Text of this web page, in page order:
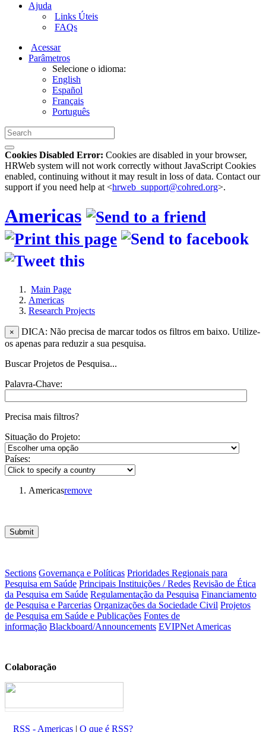
Ajuda
Links Úteis
FAQs
Acessar
Parâmetros
Selecione o idioma:
English
Español
Français
Português
Cookies Disabled Error: Cookies are disabled in your browser,
HRWeb system will not work correctly without JavaScript Cookies
enabled, continuing without it may result in loss of data. Contact our
support if you need help at <hrweb_support@cohred.org>.
Americas
Main Page
Americas
Research Projects
×
DICA: Não precisa de marcar todos os filtros em baixo. Utilize-
os apenas para reduzir a sua pesquisa.
Buscar Projetos de Pesquisa...
Palavra-Chave:
Precisa mais filtros?
Situação do Projeto:
Países:
Americasremove
Submit
Sections Governança e Políticas Prioridades Regionais para
Pesquisa em Saúde Principais Instituições / Redes Revisão de Ética
da Pesquisa em Saúde Regulamentação da Pesquisa Financiamento
de Pesquisa e Parcerias Organizações da Sociedade Civil Projetos
de Pesquisa em Saúde e Publicações Fontes de
informação Blackboard/Announcements EVIPNet Americas
Colaboração
RSS - Americas | O que é RSS?